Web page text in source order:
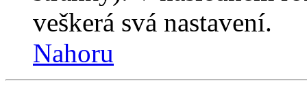
veškerá svá nastavení.
Nahoru